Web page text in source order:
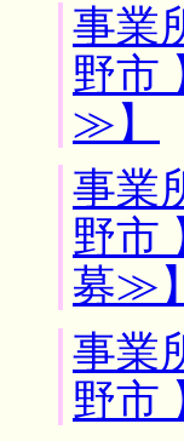
事業
野市
≫】
事業
野市
募≫】
事業
野市